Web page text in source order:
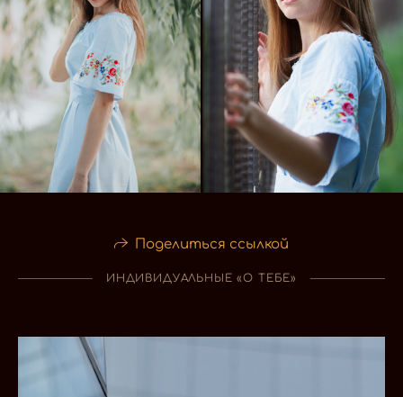
Поделиться ссылкой
ИНДИВИДУАЛЬНЫЕ «О ТЕБЕ»